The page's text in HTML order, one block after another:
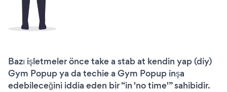
Bazı işletmeler önce take a stab at kendin yap (diy)
Gym Popup ya da techie a Gym Popup inşa
edebileceğini iddia eden bir “in 'no time'” sahibidir.